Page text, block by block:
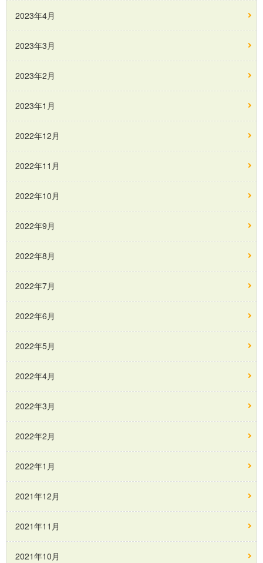
2023年4月
2023年3月
2023年2月
2023年1月
2022年12月
2022年11月
2022年10月
2022年9月
2022年8月
2022年7月
2022年6月
2022年5月
2022年4月
2022年3月
2022年2月
2022年1月
2021年12月
2021年11月
2021年10月